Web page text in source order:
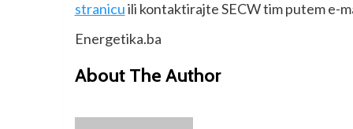
stranicuili kontaktirajte SECW tim putem e-
Energetika.ba
About The Author